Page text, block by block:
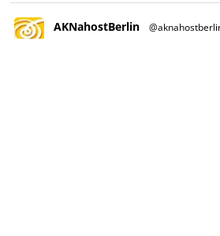
AKNahostBerlin